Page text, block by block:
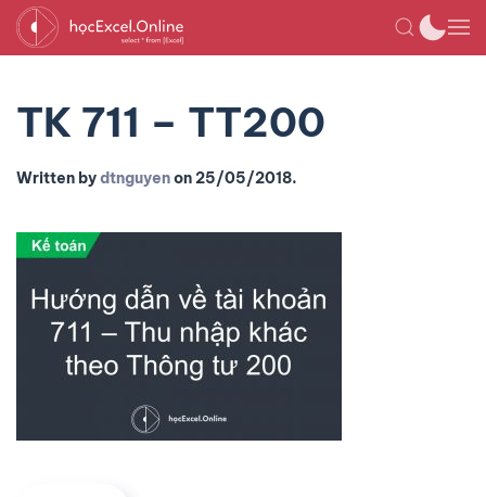
TK 711 – TT200
Written bydtnguyenon25/05/2018.